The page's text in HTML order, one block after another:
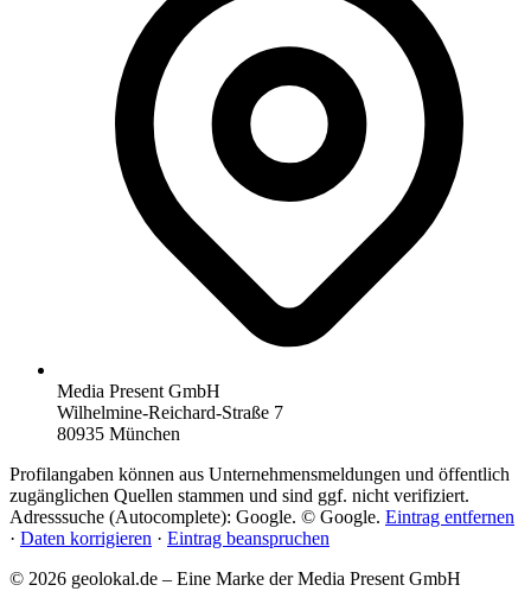
Media Present GmbH
Wilhelmine-Reichard-Straße 7
80935 München
Profilangaben können aus Unternehmensmeldungen und öffentlich
zugänglichen Quellen stammen und sind ggf. nicht verifiziert.
Adresssuche (Autocomplete): Google. © Google. Eintrag entfernen
· Daten korrigieren · Eintrag beanspruchen
© 2026 geolokal.de – Eine Marke der Media Present GmbH